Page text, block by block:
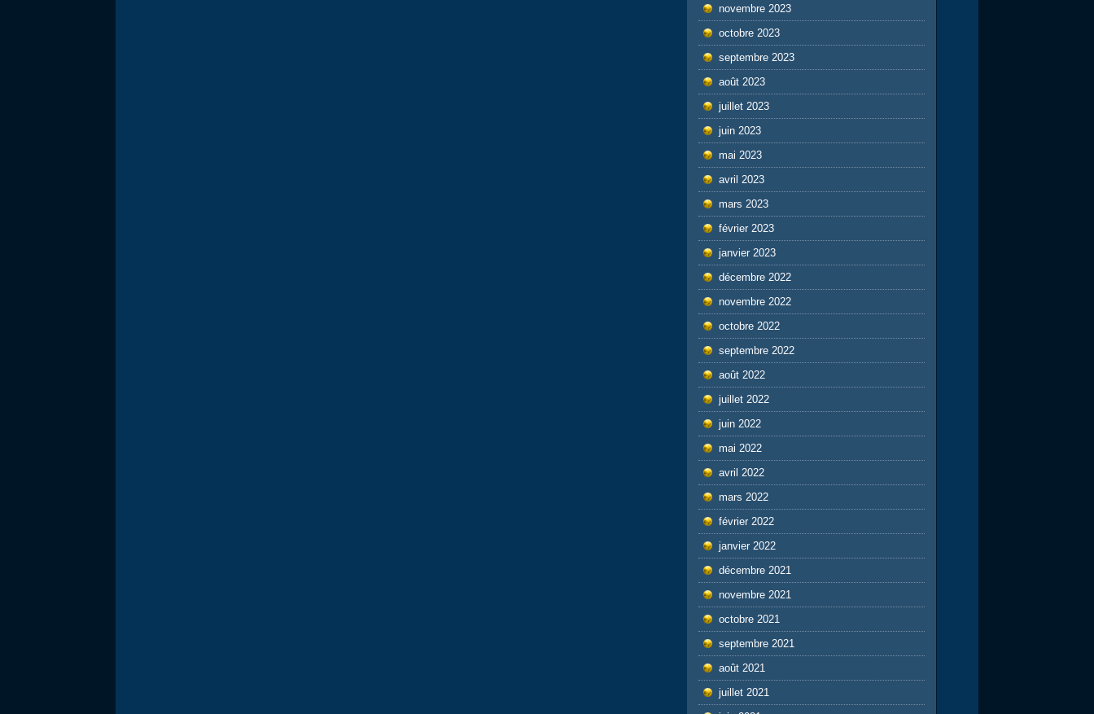
novembre 2023
octobre 2023
septembre 2023
août 2023
juillet 2023
juin 2023
mai 2023
avril 2023
mars 2023
février 2023
janvier 2023
décembre 2022
novembre 2022
octobre 2022
septembre 2022
août 2022
juillet 2022
juin 2022
mai 2022
avril 2022
mars 2022
février 2022
janvier 2022
décembre 2021
novembre 2021
octobre 2021
septembre 2021
août 2021
juillet 2021